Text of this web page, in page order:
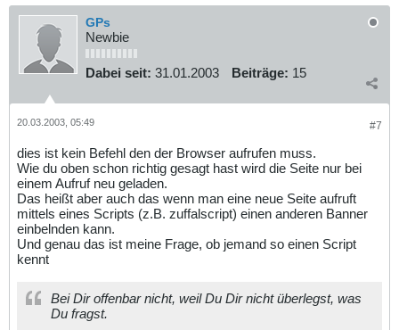
GPs
Newbie
Dabei seit: 31.01.2003 Beiträge: 15
#7
20.03.2003, 05:49
dies ist kein Befehl den der Browser aufrufen muss.
Wie du oben schon richtig gesagt hast wird die Seite nur bei
einem Aufruf neu geladen.
Das heißt aber auch das wenn man eine neue Seite aufruft
mittels eines Scripts (z.B. zuffalscript) einen anderen Banner
einbelnden kann.
Und genau das ist meine Frage, ob jemand so einen Script
kennt
Bei Dir offenbar nicht, weil Du Dir nicht überlegst, was
Du fragst.